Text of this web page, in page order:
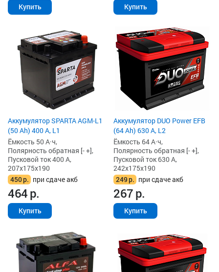
Купить Купить
Аккумулятор SPARTA AGM-L1
(50 Ah) 400 А, L1
Ёмкость 50 А·ч,
Полярность обратная [- +],
Пусковой ток 400 А,
207x175x190
450р. при сдаче акб
464р.
Купить
Аккумулятор DUO Power EFB
(64 Ah) 630 А, L2
Ёмкость 64 А·ч,
Полярность обратная [- +],
Пусковой ток 630 А,
242x175x190
249р. при сдаче акб
267р.
Купить